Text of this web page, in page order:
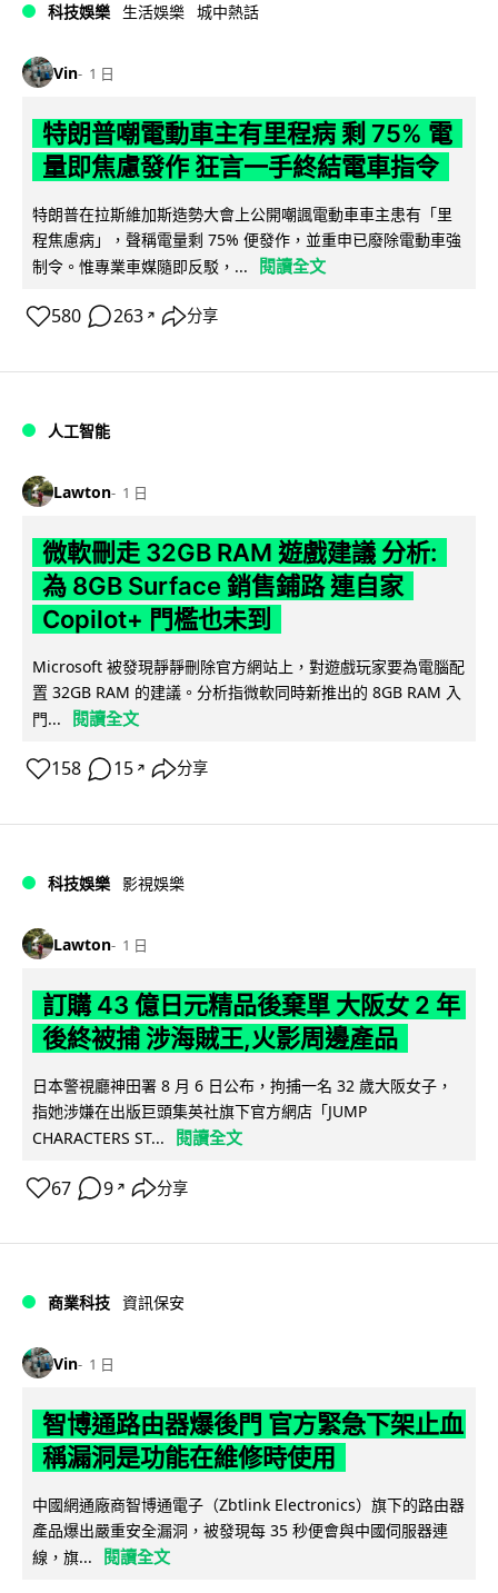
科技娛樂 生活娛樂 城中熱話
Vin 1 日
特朗普嘲電動車主有里程病 剩 75% 電
量即焦慮發作 狂言一手終結電車指令
特朗普在拉斯維加斯造勢大會上公開嘲諷電動車車主患有「里
程焦慮病」，聲稱電量剩 75% 便發作，並重申已廢除電動車強
制令。惟專業車媒隨即反駁，...
閱讀全文
580 263 ↗ 分享
人工智能
Lawton 1 日
微軟刪走 32GB RAM 遊戲建議 分析:
為 8GB Surface 銷售鋪路 連自家
Copilot+ 門檻也未到
Microsoft 被發現靜靜刪除官方網站上，對遊戲玩家要為電腦配
置 32GB RAM 的建議。分析指微軟同時新推出的 8GB RAM 入
門...
閱讀全文
158 15 ↗ 分享
科技娛樂 影視娛樂
Lawton 1 日
訂購 43 億日元精品後棄單 大阪女 2 年
後終被捕 涉海賊王,火影周邊產品
日本警視廳神田署 8 月 6 日公布，拘捕一名 32 歲大阪女子，
指她涉嫌在出版巨頭集英社旗下官方網店「JUMP
CHARACTERS ST...
閱讀全文
67 9 ↗ 分享
商業科技 資訊保安
Vin 1 日
智博通路由器爆後門 官方緊急下架止血
稱漏洞是功能在維修時使用
中國網通廠商智博通電子（Zbtlink Electronics）旗下的路由器
產品爆出嚴重安全漏洞，被發現每 35 秒便會與中國伺服器連
線，旗...
閱讀全文